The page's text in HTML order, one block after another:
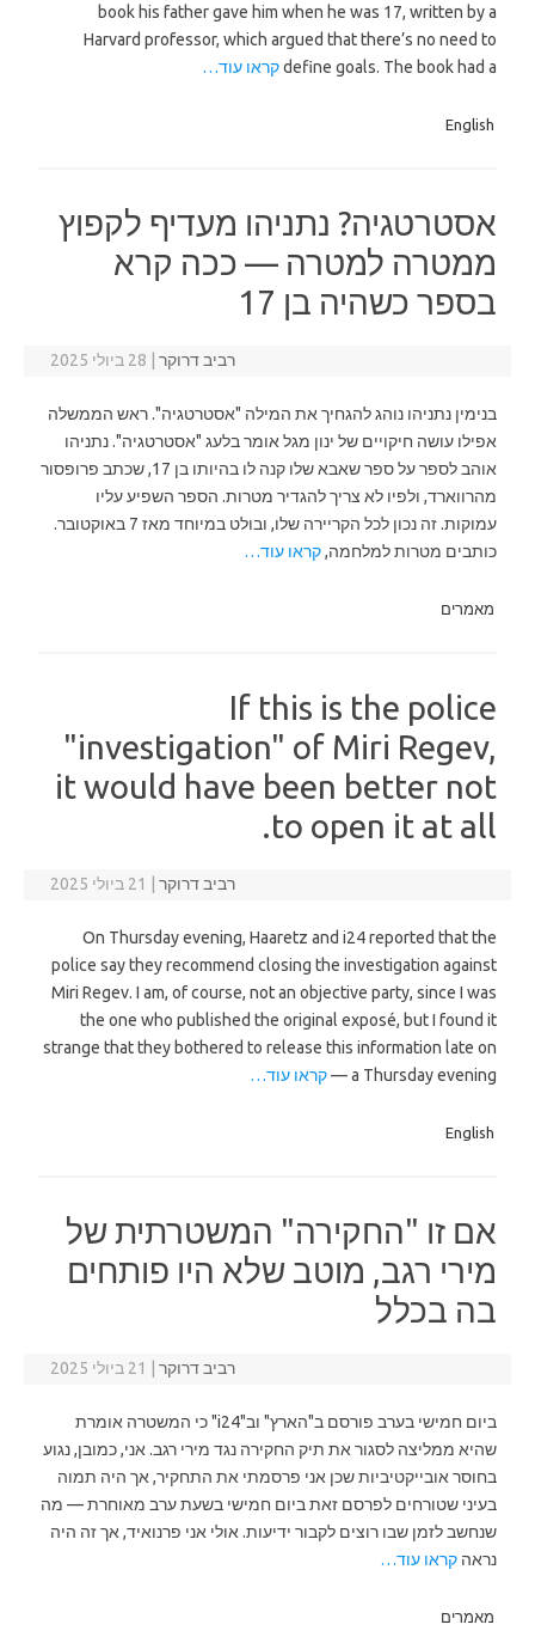
book his father gave him when he was 17, written by a
Harvard professor, which argued that there’s no need to
define goals. The book had aקראו עוד…
English
אסטרטגיה? נתניהו מעדיף לקפוץ
ממטרה למטרה — ככה קרא
בספר כשהיה בן 17
רביב דרוקר 28 ביולי 2025
בנימין נתניהו נוהג להגחיך את המילה "אסטרטגיה". ראש הממשלה
אפילו עושה חיקויים של ינון מגל אומר בלעג "אסטרטגיה". נתניהו
אוהב לספר על ספר שאבא שלו קנה לו בהיותו בן 17, שכתב פרופסור
מהרווארד, ולפיו לא צריך להגדיר מטרות. הספר השפיע עליו
עמוקות. זה נכון לכל הקריירה שלו, ובולט במיוחד מאז 7 באוקטובר.
כותבים מטרות למלחמה,קראו עוד…
מאמרים
If this is the police
"investigation" of Miri Regev,
it would have been better not
to open it at all.
רביב דרוקר 21 ביולי 2025
On Thursday evening, Haaretz and i24 reported that the
police say they recommend closing the investigation against
Miri Regev. I am, of course, not an objective party, since I was
the one who published the original exposé, but I found it
strange that they bothered to release this information late on
a Thursday evening —
קראו עוד…
English
אם זו "החקירה" המשטרתית של
מירי רגב, מוטב שלא היו פותחים
בה בכלל
רביב דרוקר 21 ביולי 2025
ביום חמישי בערב פורסם ב"הארץ" וב"i24" כי המשטרה אומרת
שהיא ממליצה לסגור את תיק החקירה נגד מירי רגב. אני, כמובן, נגוע
בחוסר אובייקטיביות שכן אני פרסמתי את התחקיר, אך היה תמוה
בעיני שטורחים לפרסם זאת ביום חמישי בשעת ערב מאוחרת — מה
שנחשב לזמן שבו רוצים לקבור ידיעות. אולי אני פרנואיד, אך זה היה
נראה קראו עוד…
מאמרים